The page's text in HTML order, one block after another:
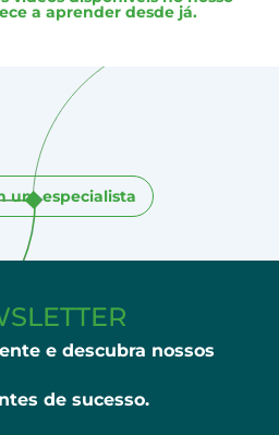
a aprender desde já.
um especialista
e descubra nossos
de sucesso.​